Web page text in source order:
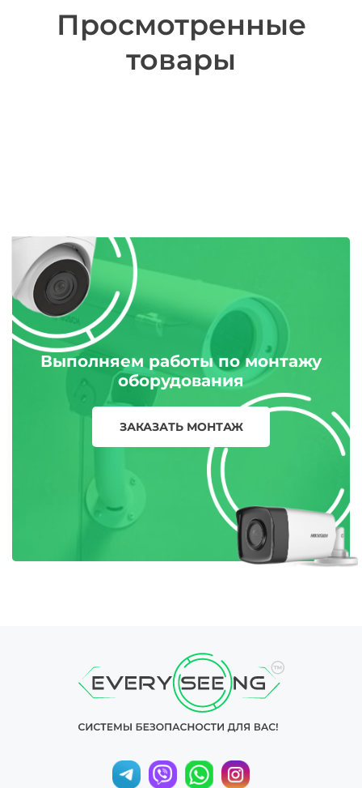
Просмотренные
товары
Выполняем работы по монтажу
оборудования
ЗАКАЗАТЬ МОНТАЖ